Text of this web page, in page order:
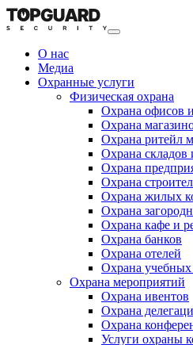
О нас
Медиа
Охранные услуги
Физическая охрана
Охрана офисов
Охрана
Охрана ритейл
Охрана складов
Охрана
Охрана
Охрана жилых
Охрана
Охрана кафе и
Охрана банков
Охрана отелей
Охрана учебных
Охрана мероприятий
Охрана ивентов
Охрана
Охрана
Услуги охраны